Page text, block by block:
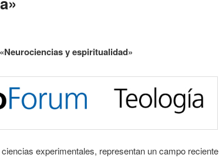
y espiritualidad»
experimentales, representan un campo reciente